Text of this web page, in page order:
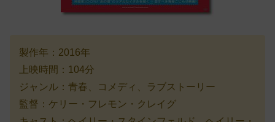
製作年：2016年
上映時間：104分
ジャンル：青春、コメディ、ラブストーリー
監督：ケリー・フレモン・クレイグ